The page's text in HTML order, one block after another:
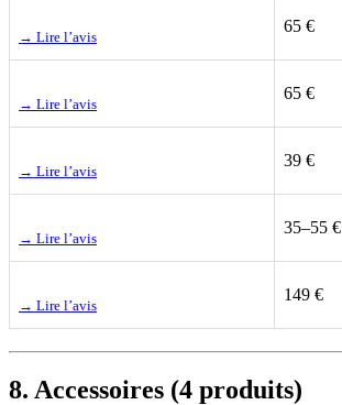
→ Lire l’avis
65 €
→ Lire l’avis
65 €
→ Lire l’avis
39 €
→ Lire l’avis
35–55 €
→ Lire l’avis
149 €
8. Accessoires (4 produits)